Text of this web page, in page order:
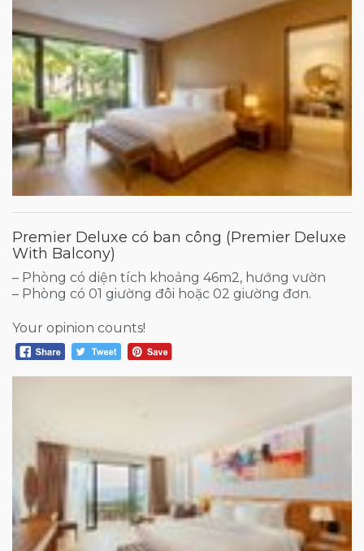
Premier Deluxe có ban công (Premier Deluxe
With Balcony)
– Phòng có diện tích khoảng 46m2, hướng vườn
– Phòng có 01 giường đôi hoặc 02 giường đơn.
Your opinion counts!